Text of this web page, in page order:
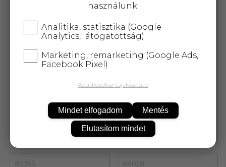
Shan Shi wasabi krém 43 g
1 974,-
Yaki sushi nori pörkölt
algalap 25 g
83395 88028
használunk.
Analitika, statisztika (Google
Analytics, látogatottság)
Marketing, remarketing (Google Ads,
Facebook Pixel)
Adatkezelési tájékoztató
Mindet elfogadom Mentés
Elutasítom mindet